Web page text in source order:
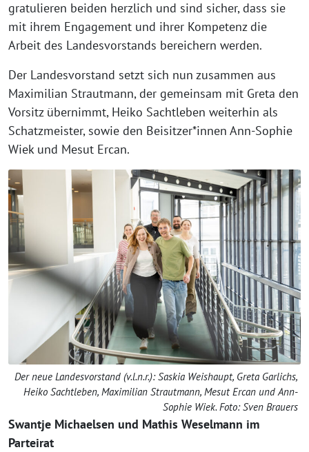
gratulieren beiden herzlich und sind sicher, dass sie
mit ihrem Engagement und ihrer Kompetenz die
Arbeit des Landesvorstands bereichern werden.
Der Landesvorstand setzt sich nun zusammen aus
Maximilian Strautmann, der gemeinsam mit Greta den
Vorsitz übernimmt, Heiko Sachtleben weiterhin als
Schatzmeister, sowie den Beisitzer*innen Ann-Sophie
Wiek und Mesut Ercan.
Der neue Landesvorstand (v.l.n.r.): Saskia Weishaupt, Greta Garlichs,
Heiko Sachtleben, Maximilian Strautmann, Mesut Ercan und Ann-
Sophie Wiek. Foto: Sven Brauers
Swantje Michaelsen und Mathis Weselmann im
Parteirat